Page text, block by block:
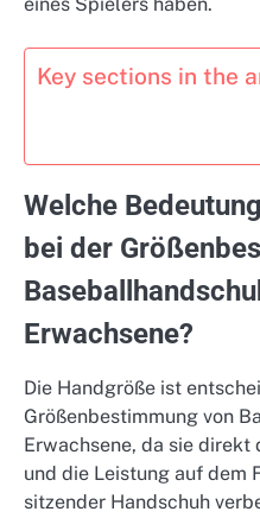
Key sections in the
Welche
bei der
Erwachsene?
Die Handgröße ist
Größenbestimmung von
Erwachsene, da sie
und die Leistung auf dem
sitzender Handschuh